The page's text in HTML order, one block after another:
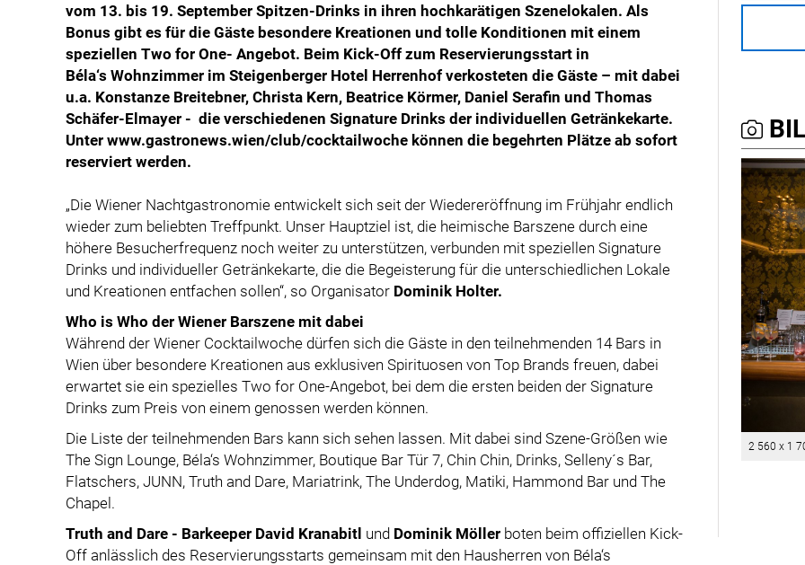
vom 13. bis 19. September Spitzen-Drinks in ihren hochkarätigen Szenelokalen. Als
Bonus gibt es für die Gäste besondere Kreationen und tolle Konditionen mit einem
speziellen Two for One- Angebot. Beim Kick-Off zum Reservierungsstart in
Béla‘s Wohnzimmer im Steigenberger Hotel Herrenhof verkosteten die Gäste – mit dabei
u.a. Konstanze Breitebner, Christa Kern, Beatrice Körmer, Daniel Serafin und Thomas
Schäfer-Elmayer - die verschiedenen Signature Drinks der individuellen Getränkekarte.
Unter www.gastronews.wien/club/cocktailwoche können die begehrten Plätze ab sofort
reserviert werden.
„Die Wiener Nachtgastronomie entwickelt sich seit der Wiedereröffnung im Frühjahr endlich
wieder zum beliebten Treffpunkt. Unser Hauptziel ist, die heimische Barszene durch eine
höhere Besucherfrequenz noch weiter zu unterstützen, verbunden mit speziellen Signature
Drinks und individueller Getränkekarte, die die Begeisterung für die unterschiedlichen Lokale
und Kreationen entfachen sollen“, so Organisator Dominik Holter.
Who is Who der Wiener Barszene mit dabei
Während der Wiener Cocktailwoche dürfen sich die Gäste in den teilnehmenden 14 Bars in
Wien über besondere Kreationen aus exklusiven Spirituosen von Top Brands freuen, dabei
erwartet sie ein spezielles Two for One-Angebot, bei dem die ersten beiden der Signature
Drinks zum Preis von einem genossen werden können.
Die Liste der teilnehmenden Bars kann sich sehen lassen. Mit dabei sind Szene-Größen wie
The Sign Lounge, Béla‘s Wohnzimmer, Boutique Bar Tür 7, Chin Chin, Drinks, Selleny´s Bar,
Flatschers, JUNN, Truth and Dare, Mariatrink, The Underdog, Matiki, Hammond Bar und The
Chapel.
Truth and Dare - Barkeeper David Kranabitl und Dominik Möller boten beim offiziellen Kick-
Off anlässlich des Reservierungsstarts gemeinsam mit den Hausherren von Béla‘s
2 560 x 1